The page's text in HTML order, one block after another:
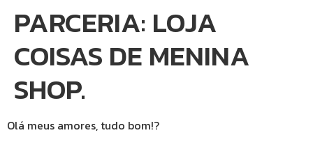
PARCERIA: LOJA
COISAS DE MENINA
SHOP.
Olá meus amores, tudo bom!?